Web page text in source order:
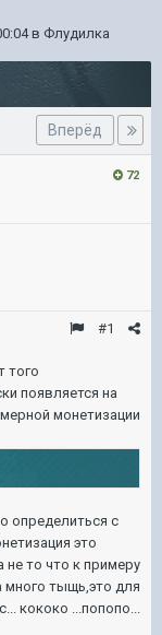
в Флудилка
Вперёд
72
#1
того
появляется на
монетизации
определиться с
это
не то что к примеру
много тыщь,это для
кококо ...попопо...